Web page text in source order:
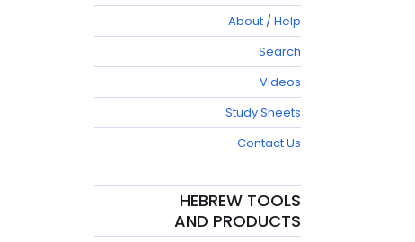
About / Help
Search
Videos
Study Sheets
Contact Us
HEBREW TOOLS
AND PRODUCTS